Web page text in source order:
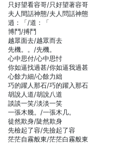
只好望看容哥/只好望著容哥
夫人間話神態/夫人問話神態
逍：「/道：「
博鬥/搏鬥
越眾面去/越眾而去
先機。。/先機。
心中思付/心中思忖
你如逼找過甚/你如逼我過甚
心餘力細/心餘力絀
巧的躍人那石/巧的躍入那石
胡說人道/胡說八道
談談一笑/淡淡一笑
一張木幾。/一張木几。
徒然欺身/陡然欺身
先檢起了容/先撿起了容
茫茫自霧般東/茫茫白霧般東